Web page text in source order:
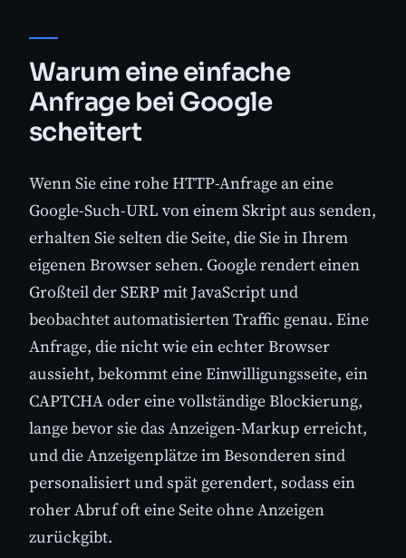
Warum eine einfache
Anfrage bei Google
scheitert
Wenn Sie eine rohe HTTP-Anfrage an eine
Google-Such-URL von einem Skript aus senden,
erhalten Sie selten die Seite, die Sie in Ihrem
eigenen Browser sehen. Google rendert einen
Großteil der SERP mit JavaScript und
beobachtet automatisierten Traffic genau. Eine
Anfrage, die nicht wie ein echter Browser
aussieht, bekommt eine Einwilligungsseite, ein
CAPTCHA oder eine vollständige Blockierung,
lange bevor sie das Anzeigen-Markup erreicht,
und die Anzeigenplätze im Besonderen sind
personalisiert und spät gerendert, sodass ein
roher Abruf oft eine Seite ohne Anzeigen
zurückgibt.